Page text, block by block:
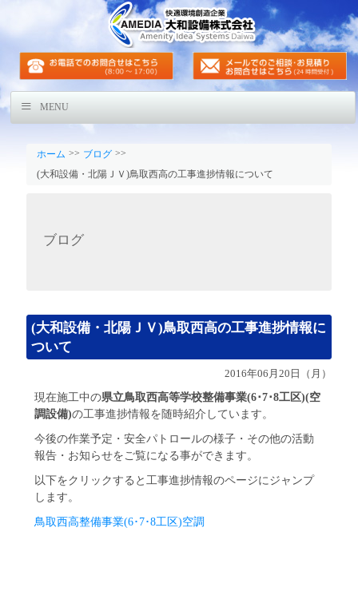
MENU
ホーム >> ブログ >>
(大和設備・北陽ＪＶ)鳥取西高の工事進捗情報について
ブログ
(大和設備・北陽ＪＶ)鳥取西高の工事進捗情報に
ついて
2016年06月20日（月）
現在施工中の県立鳥取西高等学校整備事業(6･7･8工区)(空
調設備)の工事進捗情報を随時紹介しています。
今後の作業予定・安全パトロールの様子・その他の活動
報告・お知らせをご覧になる事ができます。
以下をクリックすると工事進捗情報のページにジャンプ
します。
鳥取西高整備事業(6･7･8工区)空調